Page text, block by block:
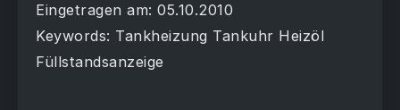
Eingetragen am: 05.10.2010
Keywords: Tankheizung Tankuhr Heizöl
Füllstandsanzeige